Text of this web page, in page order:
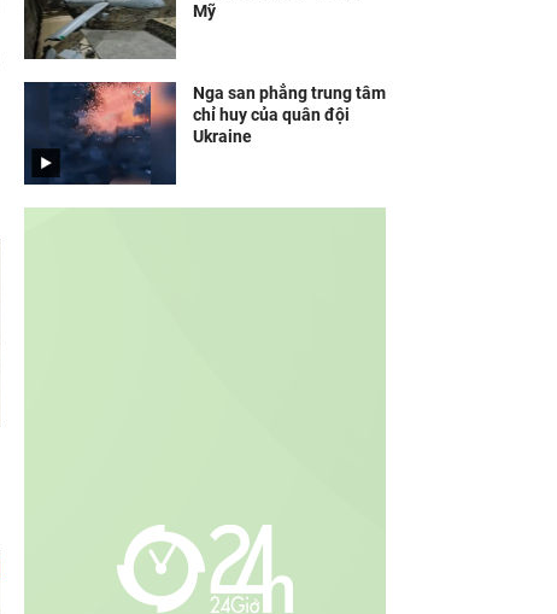
Mỹ
Nga san phẳng trung tâm
chỉ huy của quân đội
Ukraine